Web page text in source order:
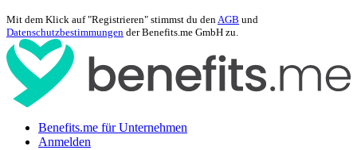
Mit dem Klick auf "Registrieren" stimmst du denAGB und
Datenschutzbestimmungen der Benefits.me GmbH zu.
Benefits.me für Unternehmen
Anmelden